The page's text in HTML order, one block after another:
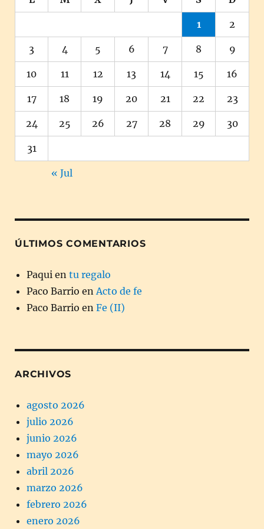
1 2
3 4 5 6 7 8 9
10 11 12 13 14 15 16
17 18 19 20 21 22 23
24 25 26 27 28 29 30
31
« Jul
ÚLTIMOS COMENTARIOS
Paqui en tu regalo
Paco Barrio en Acto de fe
Paco Barrio en Fe (II)
ARCHIVOS
agosto 2026
julio 2026
junio 2026
mayo 2026
abril 2026
marzo 2026
febrero 2026
enero 2026